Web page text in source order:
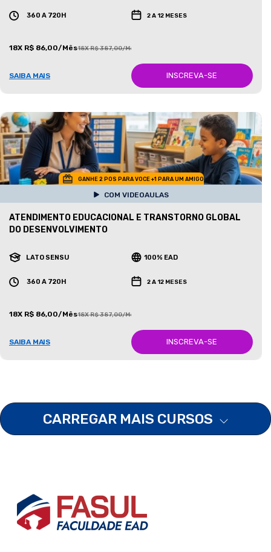
360 A 720H 2 A 12 MESES
18X R$ 86,00/Mês18X R$ 387,00/Mês
SAIBA MAIS INSCREVA-SE
GANHE 2 POS PARA VOCE +1 PARA UM AMIGO
COM VIDEOAULAS
ATENDIMENTO EDUCACIONAL E TRANSTORNO GLOBAL
DO DESENVOLVIMENTO
LATO SENSU 100% EAD
360 A 720H 2 A 12 MESES
18X R$ 86,00/Mês18X R$ 387,00/Mês
SAIBA MAIS INSCREVA-SE
CARREGAR MAIS CURSOS